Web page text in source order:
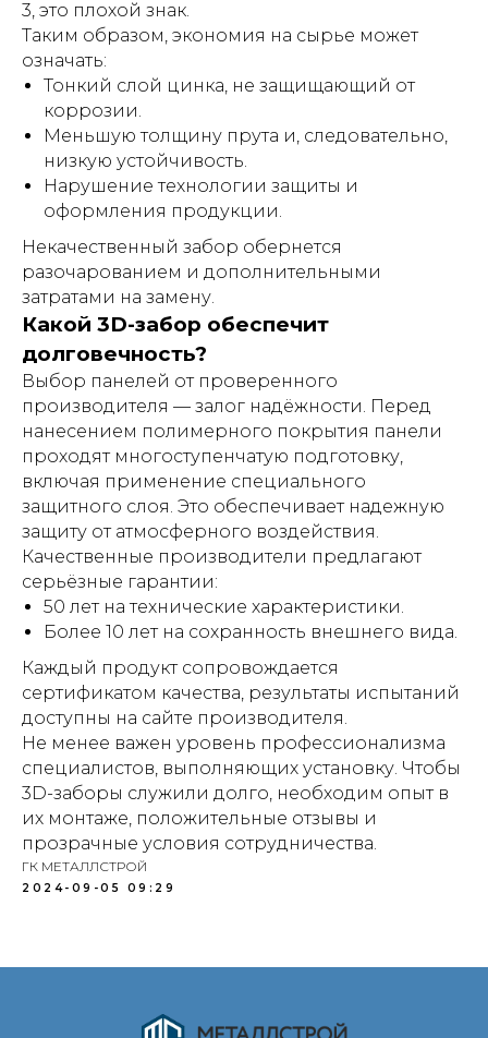
3, это плохой знак.
Таким образом, экономия на сырье может
означать:
Тонкий слой цинка, не защищающий от
коррозии.
Меньшую толщину прута и, следовательно,
низкую устойчивость.
Нарушение технологии защиты и
оформления продукции.
Некачественный забор обернется
разочарованием и дополнительными
затратами на замену.
Какой 3D-забор обеспечит
долговечность?
Выбор панелей от проверенного
производителя — залог надёжности. Перед
нанесением полимерного покрытия панели
проходят многоступенчатую подготовку,
включая применение специального
защитного слоя. Это обеспечивает надежную
защиту от атмосферного воздействия.
Качественные производители предлагают
серьёзные гарантии:
50 лет на технические характеристики.
Более 10 лет на сохранность внешнего вида.
Каждый продукт сопровождается
сертификатом качества, результаты испытаний
доступны на сайте производителя.
Не менее важен уровень профессионализма
специалистов, выполняющих установку. Чтобы
3D-заборы служили долго, необходим опыт в
их монтаже, положительные отзывы и
прозрачные условия сотрудничества.
ГК МЕТАЛЛСТРОЙ
2024-09-05 09:29